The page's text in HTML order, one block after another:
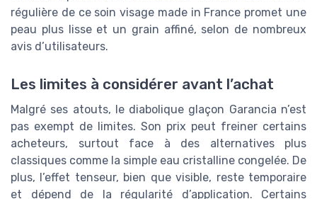
régulière de ce soin visage made in France promet une
peau plus lisse et un grain affiné, selon de nombreux
avis d’utilisateurs.
Les limites à considérer avant l’achat
Malgré ses atouts, le diabolique glaçon Garancia n’est
pas exempt de limites. Son prix peut freiner certains
acheteurs, surtout face à des alternatives plus
classiques comme la simple eau cristalline congelée. De
plus, l’effet tenseur, bien que visible, reste temporaire
et dépend de la régularité d’application. Certains